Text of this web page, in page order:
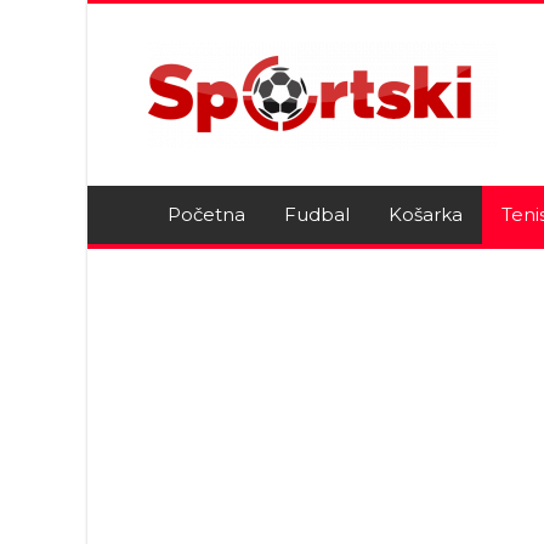
Početna Fudbal Košarka